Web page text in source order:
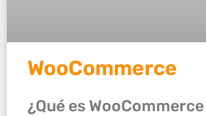
WooCommerce
¿Qué es